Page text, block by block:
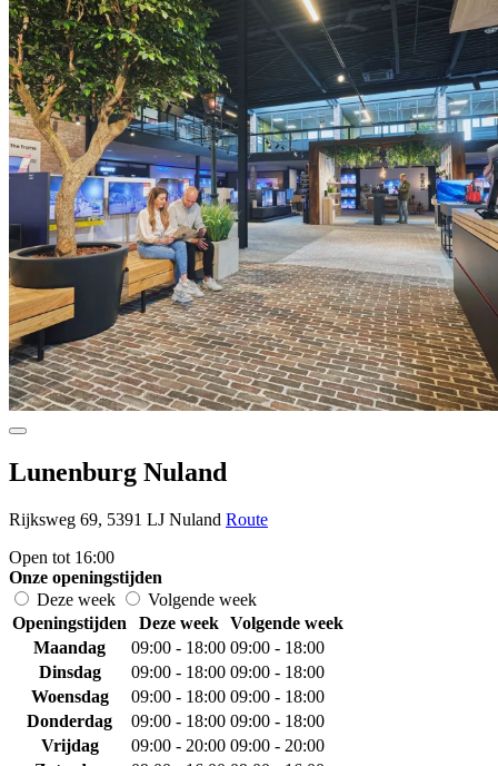
Lunenburg Nuland
Rijksweg 69, 5391 LJ Nuland Route
Open tot 16:00
Onze openingstijden
Deze week
Volgende week
Openingstijden
Deze week
Volgende week
Maandag
09:00 - 18:00 09:00 - 18:00
Dinsdag
09:00 - 18:00 09:00 - 18:00
Woensdag
09:00 - 18:00 09:00 - 18:00
Donderdag
09:00 - 18:00 09:00 - 18:00
Vrijdag
09:00 - 20:00 09:00 - 20:00